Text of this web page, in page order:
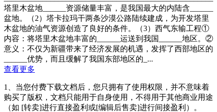
塔里木盆地______资源储量丰富，是我国最大的内陆含______
盆地。（2）塔卡拉玛干两条沙漠公路陆续建成，为开发塔里
木盆地的油气资源创造了良好的条件。（3）西气东输工程①
内容：将塔里木盆地丰富的______运送到我国______地区。②
意义：不仅为新疆带来了经济发展的机遇，发挥了西部地区的
______优势，而且缓解了我国东部地区的_...
查看更多
1、当您付费下载文档后，您只拥有了使用权限，并不意味着
购买了版权，文档只能用于自身使用，不得用于其他商业用途
（如 [转卖]进行直接盈利或[编辑后售卖]进行间接盈利）。